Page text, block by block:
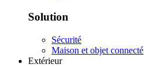
Solution
Sécurité
Maison et objet connecté
Extérieur